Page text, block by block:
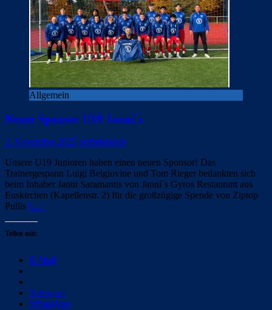
Allgemein
Neuer Sponsor U19 Janni`s
2. November 2025 scrheinbach
Unsere U19 Junioren haben einen neuen Sponsor! Das
Trainergespann Luigi Belgiovine und Tom Rieger bedankten sich
beim Inhaber Janni Saramantis von Janni`s Gyros Restaurant aus
Euskirchen (Kapellenstr. 2) für die großzügige Spende von Ziptop
Pullis […]
Teilen mit:
E-Mail
Telegram
WhatsApp